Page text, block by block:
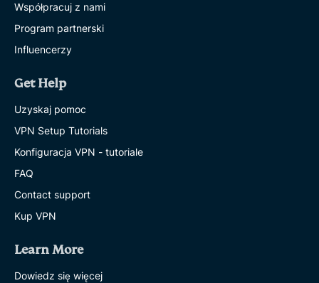
Współpracuj z nami
Program partnerski
Influencerzy
Get Help
Uzyskaj pomoc
VPN Setup Tutorials
Konfiguracja VPN - tutoriale
FAQ
Contact support
Kup VPN
Learn More
Dowiedz się więcej